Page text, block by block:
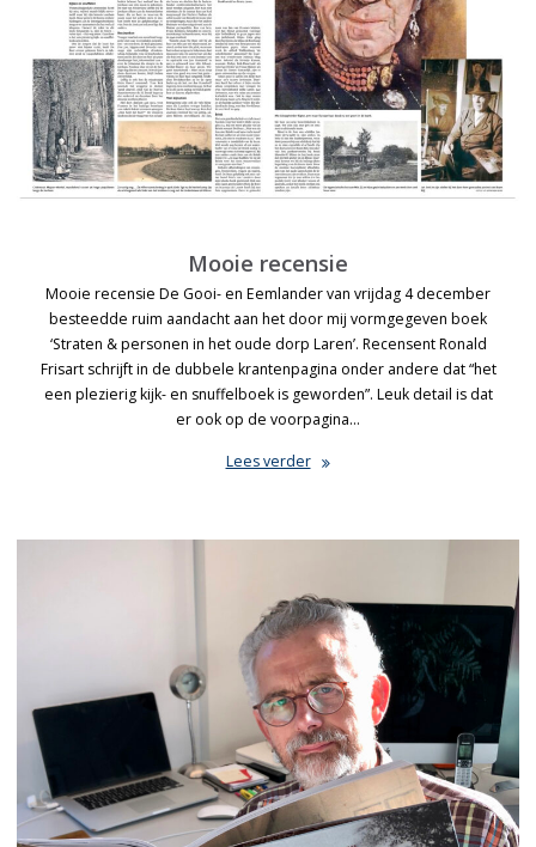
Mooie recensie
Mooie recensie De Gooi- en Eemlander van vrijdag 4 december
besteedde ruim aandacht aan het door mij vormgegeven boek
‘Straten & personen in het oude dorp Laren’. Recensent Ronald
Frisart schrijft in de dubbele krantenpagina onder andere dat “het
een plezierig kijk- en snuffelboek is geworden”. Leuk detail is dat
er ook op de voorpagina…
Lees verder